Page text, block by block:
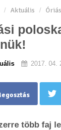
Aktuális
2017. 04.
több faj